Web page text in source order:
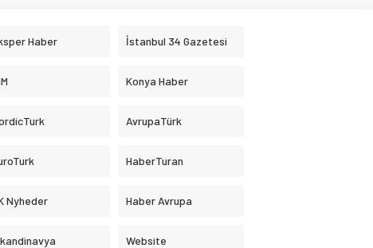
Haber İstanbul 34 Gazetesi
Konya Haber
AvrupaTürk
HaberTuran
Nyheder Haber Avrupa
Website